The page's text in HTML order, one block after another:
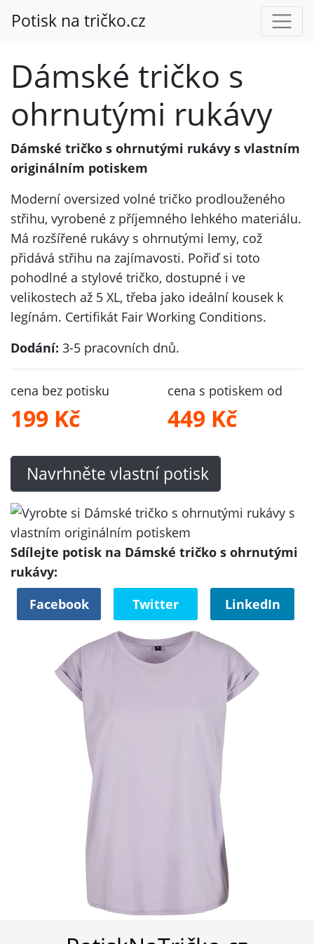
Potisk na tričko.cz
Dámské tričko s
ohrnutými rukávy
Dámské tričko s ohrnutými rukávy s vlastním
originálním potiskem
Moderní oversized volné tričko prodlouženého
střihu, vyrobené z příjemného lehkého materiálu.
Má rozšířené rukávy s ohrnutými lemy, což
přidává střihu na zajímavosti. Pořiď si toto
pohodlné a stylové tričko, dostupné i ve
velikostech až 5 XL, třeba jako ideální kousek k
legínám. Certifikát Fair Working Conditions.
Dodání: 3-5 pracovních dnů.
cena bez potisku
199 Kč
cena s potiskem od
449 Kč
Navrhněte vlastní potisk
Sdílejte potisk na Dámské tričko s ohrnutými
rukávy:
Facebook
Twitter LinkedIn